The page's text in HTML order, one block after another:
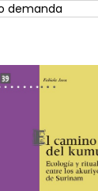
demanda